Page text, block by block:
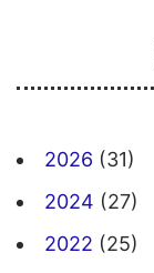
2026 (31)
2024 (27)
2022 (25)